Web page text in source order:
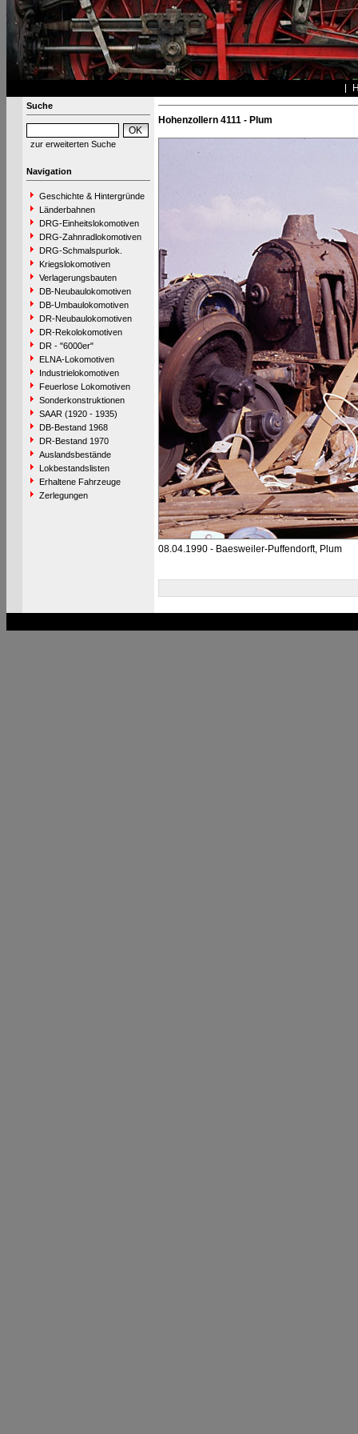
Suche
zur erweiterten Suche
Navigation
Geschichte & Hintergründe
Länderbahnen
DRG-Einheitslokomotiven
DRG-Zahnradlokomotiven
DRG-Schmalspurlok.
Kriegslokomotiven
Verlagerungsbauten
DB-Neubaulokomotiven
DB-Umbaulokomotiven
DR-Neubaulokomotiven
DR-Rekolokomotiven
DR - "6000er"
ELNA-Lokomotiven
Industrielokomotiven
Feuerlose Lokomotiven
Sonderkonstruktionen
SAAR (1920 - 1935)
DB-Bestand 1968
DR-Bestand 1970
Auslandsbestände
Lokbestandslisten
Erhaltene Fahrzeuge
Zerlegungen
Hohenzollern 4111 - Plum
08.04.1990 - Baesweiler-Puffendorft, Plum